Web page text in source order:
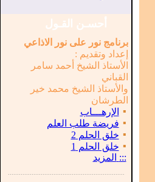
أحسـن القـول
برنامج نور على نور الاذاعي
إعداد وتقديم :
الأستاذ الشيخ أحمد سامر
القباني
والأستاذ الشيخ محمد خير
الطرشان
▪
الإرهـــاب
▪ فريضة طلب العلم
▪ خلق الحلم 2
▪ خلق الحلم 1
::: المزيد